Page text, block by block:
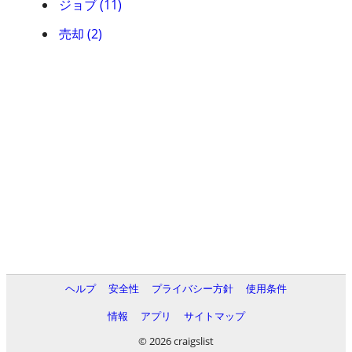
ジョブ (11)
売却 (2)
ヘルプ 安全性 プライバシー方針
使用条件
情報
アプリ
サイトマップ
© 2026 craigslist